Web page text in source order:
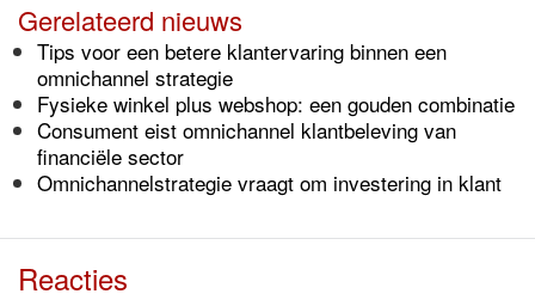
Gerelateerd nieuws
Tips voor een betere klantervaring binnen een
omnichannel strategie
Fysieke winkel plus webshop: een gouden combinatie
Consument eist omnichannel klantbeleving van
financiële sector
Omnichannelstrategie vraagt om investering in klant
Reacties